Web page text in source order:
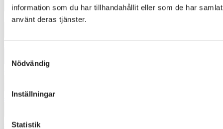
information som du har tillhandahållit eller som de har
använt deras tjänster.
Nödvändig
Inställningar
Statistik
3671
4422
4520